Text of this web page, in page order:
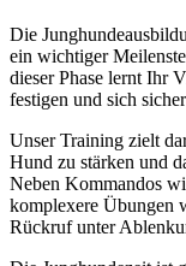
Die
ein wichtiger
dieser Phase lernt Ihr
festigen und sich
Unser Training zielt
Hund zu stärken und
Neben Kommandos
komplexere Übungen
Rückruf unter